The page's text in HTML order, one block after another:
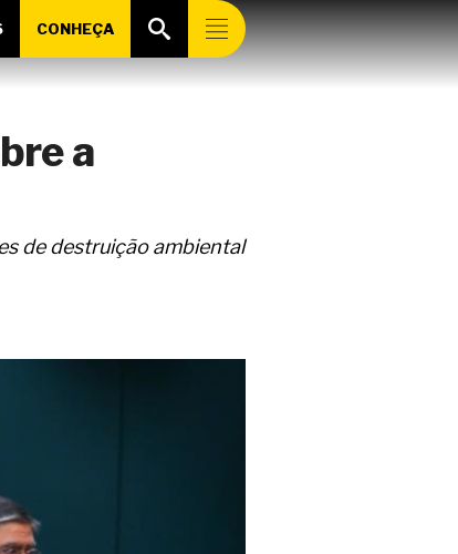
CONHEÇA
a
de destruição ambiental